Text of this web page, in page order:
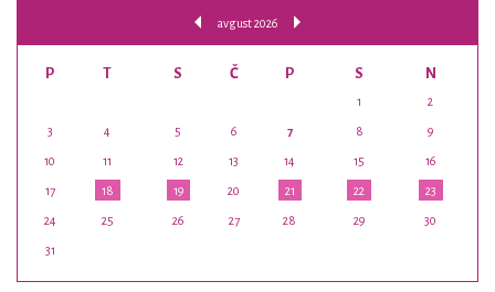
avgust 2026
P T S Č P S N
1 2
3 4 5 6 7 8 9
10 11 12 13 14 15 16
17 18 19 20 21 22 23
24 25 26 27 28 29 30
31